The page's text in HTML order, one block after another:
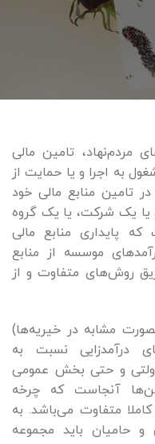
مردم‌نهاد، تامین مالی
به اجرا و یا حمایت از
تامین منابع مالی خود
یا یک شرکت، یا یک گروه
پایداری منابع مالی
موسسه از منابع
روش‌های متفاوت و از
مشابه در خیریه‌ها)
درآمدزایی نسبت به
دولتی و‌ حتی بخش عمومی
آنجاست که چرخه
متفاوت می‌باشد. به
حامیان باید مجموعه